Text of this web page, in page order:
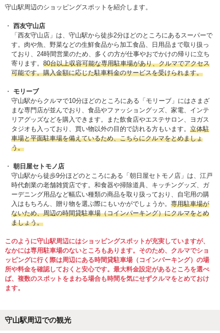
守山駅周辺のショッピングスポットを紹介します。
西友守山店
「西友守山店」は、守山駅から徒歩2分ほどのところにあるスーパーで
す。肉や魚、野菜などの生鮮食品から加工食品、日用品まで取り扱っ
ており、24時間営業のため、多くの方が仕事やおでかけの帰りに立ち
寄ります。 80台以上収容可能な専用駐車場があり、クルマでアクセス
可能です。購入金額に応じた駐車料金のサービスを受けられます。
モリーブ
守山駅からクルマで10分ほどのところにある「モリーブ」にはさまざ
まな専門店が並んでおり、食品やファッショングッズ、家電、インテ
リアグッズなどを購入できます。また飲食店やエステサロン、ヨガス
タジオも入っており、買い物以外の目的で訪れる方もいます。 立体駐
車場と平面駐車場を備えているため、こちらにクルマをとめましょ
う。
朝日屋セトモノ店
守山駅から徒歩9分ほどのところにある「朝日屋セトモノ店」は、江戸
時代創業の老舗雑貨店です。和食器や掃除道具、キッチングッズ、ガ
ーデニング用品など幅広い種類の商品を取り扱っており、自宅用の購
入はもちろん、贈り物を選ぶ際にもいかがでしょうか。 専用駐車場が
ないため、周辺の時間貸駐車場（コインパーキング）にクルマをとめ
ましょう。
このように守山駅周辺にはショッピングスポットが充実していますが、
なかには専用駐車場のないところもあります。そのため、クルマでショ
ッピングに行く際は周辺にある時間貸駐車場（コインパーキング）の場
所や料金を確認しておくと安心です。最大料金設定があるところを選べ
ば、複数のスポットをまわる場合も時間を気にせずクルマをとめておけ
ます。
守山駅周辺での観光